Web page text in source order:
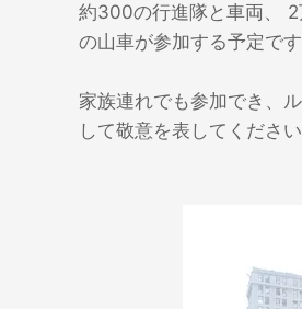
約300の行進隊と車両、
の山車が参加する予定です
家族連れでも参加でき、
して敬意を表してください